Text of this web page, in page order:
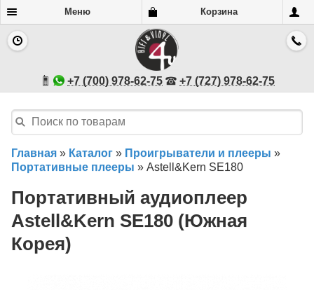
Меню Корзина
+7 (700) 978-62-75 +7 (727) 978-62-75
Главная » Каталог » Проигрыватели и плееры »
Портативные плееры » Astell&Kern SE180
Портативный аудиоплеер
Astell&Kern SE180 (Южная
Корея)